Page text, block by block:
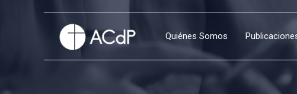
Quiénes Somos